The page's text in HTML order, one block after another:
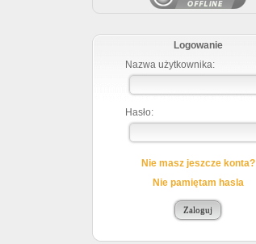
Logowanie
Nazwa użytkownika:
Hasło:
Nie masz jeszcze konta?
Nie pamiętam hasla